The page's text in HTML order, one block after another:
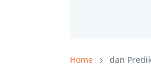
Home
dan